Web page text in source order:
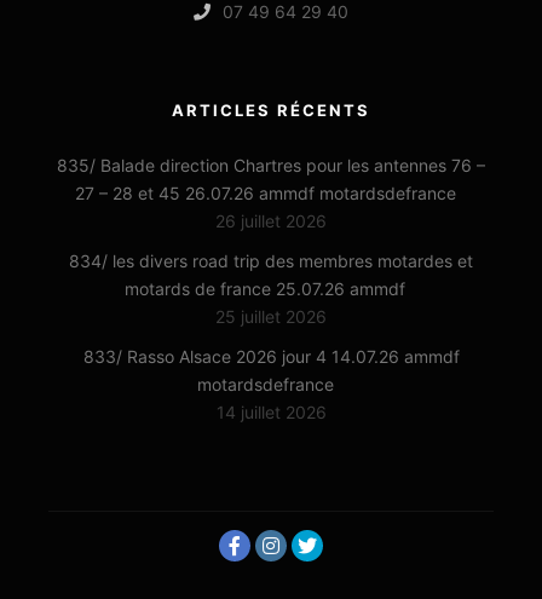
07 49 64 29 40
ARTICLES RÉCENTS
835/ Balade direction Chartres pour les antennes 76 –
27 – 28 et 45 26.07.26 ammdf motardsdefrance
26 juillet 2026
834/ les divers road trip des membres motardes et
motards de france 25.07.26 ammdf
25 juillet 2026
833/ Rasso Alsace 2026 jour 4 14.07.26 ammdf
motardsdefrance
14 juillet 2026